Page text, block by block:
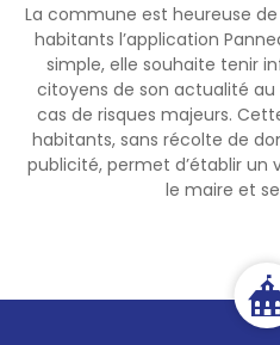
La commune est heureuse
habitants l’application
simple, elle souhaite tenir
citoyens de son actualité
cas de risques majeurs.
habitants, sans récolte de
publicité, permet d’établir un
le maire et